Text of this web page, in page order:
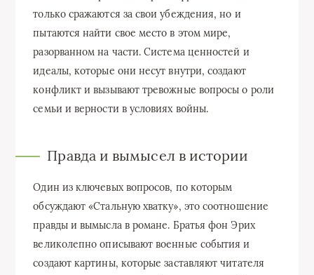
только сражаются за свои убеждения, но и
пытаются найти свое место в этом мире,
разорванном на части. Система ценностей и
идеалы, которые они несут внутри, создают
конфликт и вызывают тревожные вопросы о роли
семьи и верности в условиях войны.
Правда и вымысел в истории
Один из ключевых вопросов, по которым
обсуждают «Стальную хватку», это соотношение
правды и вымысла в романе. Братья фон Эрих
великолепно описывают военные события и
создают картины, которые заставляют читателя